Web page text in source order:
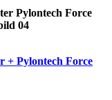
+ Pylontech Force